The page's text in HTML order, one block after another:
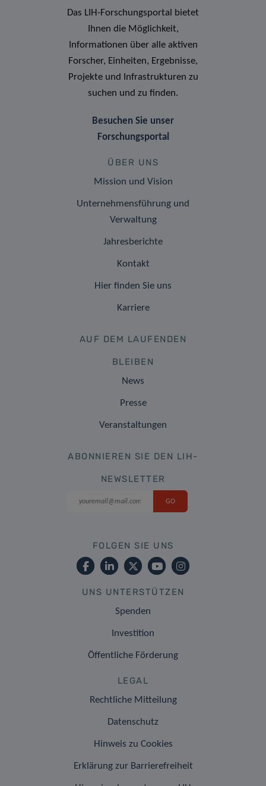
Das LIH-Forschungsportal bietet
Ihnen die Möglichkeit,
Informationen über alle aktiven
Forscher, Einheiten, Ergebnisse,
Projekte und Infrastrukturen zu
suchen und zu finden.
Besuchen Sie unser
Forschungsportal
ÜBER UNS
Mission und Vision
Unternehmensführung und
Verwaltung
Jahresberichte
Kontakt
Hier finden Sie uns
Karriere
AUF DEM LAUFENDEN
BLEIBEN
News
Presse
Veranstaltungen
ABONNIEREN SIE DEN LIH-
NEWSLETTER
FOLGEN SIE UNS
UNS UNTERSTÜTZEN
Spenden
Investition
Öffentliche Förderung
LEGAL
Rechtliche Mitteilung
Datenschutz
Hinweis zu Cookies
Erklärung zur Barrierefreiheit